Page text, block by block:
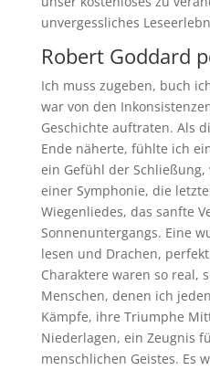
unvergessliches
Robert Goddard
Ich muss zugeben, buch
war von den
Geschichte auftraten. Als
Ende näherte, fühlte ich
ein Gefühl der
einer Symphonie, die
Wiegenliedes, das sanfte
Sonnenuntergangs. Eine
lesen und Drachen,
Charaktere waren so real,
Menschen, denen ich
Kämpfe, ihre Triumphe
Niederlagen, ein Zeugnis
menschlichen Geistes. Es